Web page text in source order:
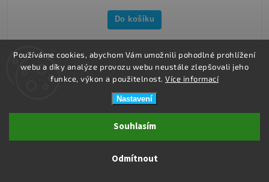
Používáme cookies, abychom Vám umožnili pohodlné prohlížení
webu a díky analýze provozu webu neustále zlepšovali jeho
funkce, výkon a použitelnost. Více informací
Nastavení
Odmítnout
Souhlasím
Do košíku